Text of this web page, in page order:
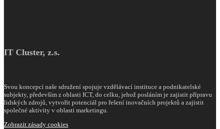
IT Cluster, z.s.
Svou koncepcí naše sdružení spojuje vzdělávací instituce a podnikatelské
subjekty, především z oblasti ICT, do celku, jehož posláním je zajistit přípravu
lidských zdrojů, vytvořit potenciál pro řešení inovačních projektů a zajistit
společné aktivity v oblasti marketingu.
Zobrazit zásady cookies